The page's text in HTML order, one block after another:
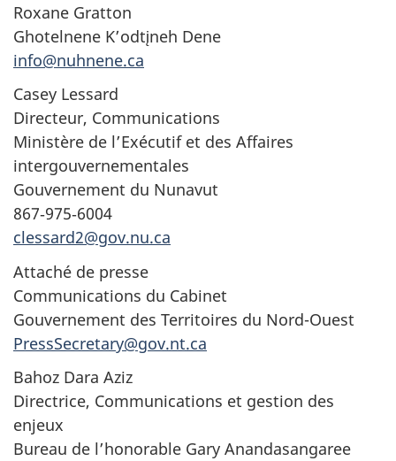
Roxane Gratton
Ghotelnene K’odtįneh Dene
info@nuhnene.ca
Casey Lessard
Directeur, Communications
Ministère de l’Exécutif et des Affaires
intergouvernementales
Gouvernement du Nunavut
867‑975‑6004
clessard2@gov.nu.ca
Attaché de presse
Communications du Cabinet
Gouvernement des Territoires du Nord-Ouest
PressSecretary@gov.nt.ca
Bahoz Dara Aziz
Directrice, Communications et gestion des
enjeux
Bureau de l’honorable Gary Anandasangaree